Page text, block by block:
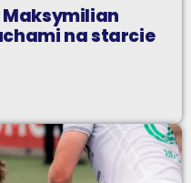
na starcie